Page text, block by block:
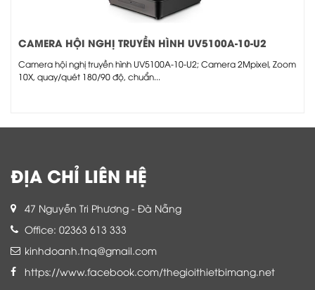
CAMERA HỘI NGHỊ TRUYỀN HÌNH UV5100A-10-U2
Camera hội nghị truyền hình UV5100A-10-U2; Camera 2Mpixel, Zoom
10X, quay/quét 180/90 độ, chuẩn...
ĐỊA CHỈ LIÊN HỆ
47 Nguyễn Tri Phương - Đà Nẵng
Office: 02363 613 333
kinhdoanh.tnq@gmail.com
https://www.facebook.com/thegioithietbimang.net